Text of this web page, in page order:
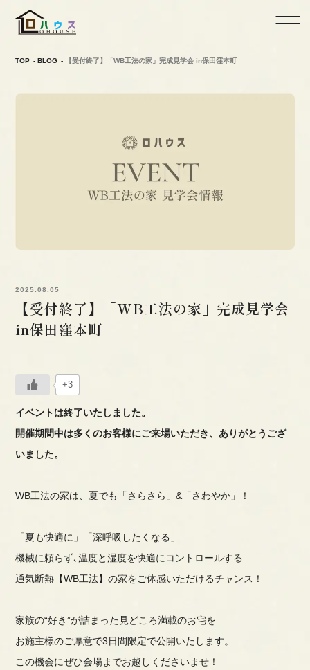
TOP BLOG 【受付終了】「WB工法の家」完成見学会 in保田窪本町
2025.08.05
【受付終了】「WB工法の家」完成見学会
in保田窪本町
+3
イベントは終了いたしました。
開催期間中は多くのお客様にご来場いただき、ありがとうござ
いました。
WB工法の家は、夏でも「さらさら」&「さわやか」！
「夏も快適に」「深呼吸したくなる」
機械に頼らず､温度と湿度を快適にコントロールする
通気断熱【WB工法】の家をご体感いただけるチャンス！
家族の“好き”が詰まった見どころ満載のお宅を
お施主様のご厚意で3日間限定で公開いたします。
この機会にぜひ会場までお越しくださいませ！